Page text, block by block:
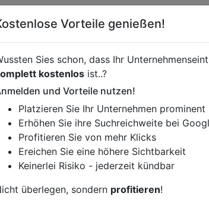
oder andere relevante Informationen
Gerne erweitern wir Ihren Firmeneintrag
Ihren Wettbewerbern abheben.
7
Vorteile genießen!
Sies schon, dass Ihr
kostenlos ist..?
und Vorteile nutzen!
Platzieren Sie Ihr Unternehmen prominent
Erhöhen Sie ihre Suchreichweite bei
Profitieren Sie von mehr Klicks
Ereichen Sie eine höhere Sichtbarkeit
Keinerlei Risiko - jederzeit kündbar
überlegen, sondern profitieren!